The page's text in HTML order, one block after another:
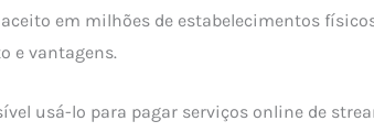
aceito em milhões de estabelecimentos
e vantagens.
usá-lo para pagar serviços online de